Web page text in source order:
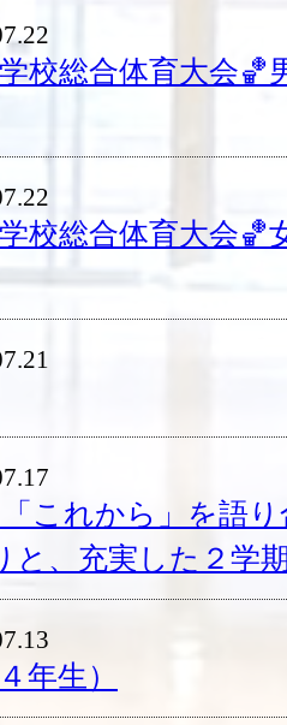
校総合体育大会🏀
校総合体育大会🏀
「これから」を語
と、充実した２学
年生）